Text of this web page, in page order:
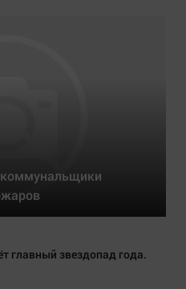
главный звездопад года.